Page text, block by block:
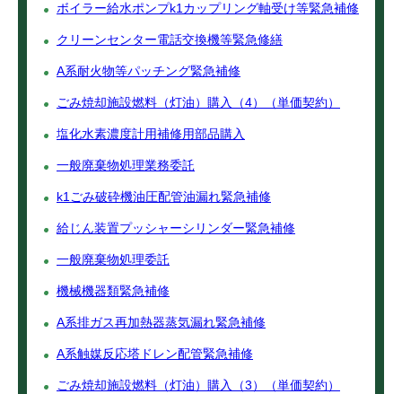
ボイラー給水ポンプk1カップリング軸受け等緊急補修
クリーンセンター電話交換機等緊急修繕
A系耐火物等パッチング緊急補修
ごみ焼却施設燃料（灯油）購入（4）（単価契約）
塩化水素濃度計用補修用部品購入
一般廃棄物処理業務委託
k1ごみ破砕機油圧配管油漏れ緊急補修
給じん装置プッシャーシリンダー緊急補修
一般廃棄物処理委託
機械機器類緊急補修
A系排ガス再加熱器蒸気漏れ緊急補修
A系触媒反応塔ドレン配管緊急補修
ごみ焼却施設燃料（灯油）購入（3）（単価契約）